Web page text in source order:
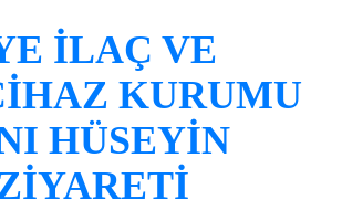
İLAÇ VE
KURUMU
HÜSEYİN